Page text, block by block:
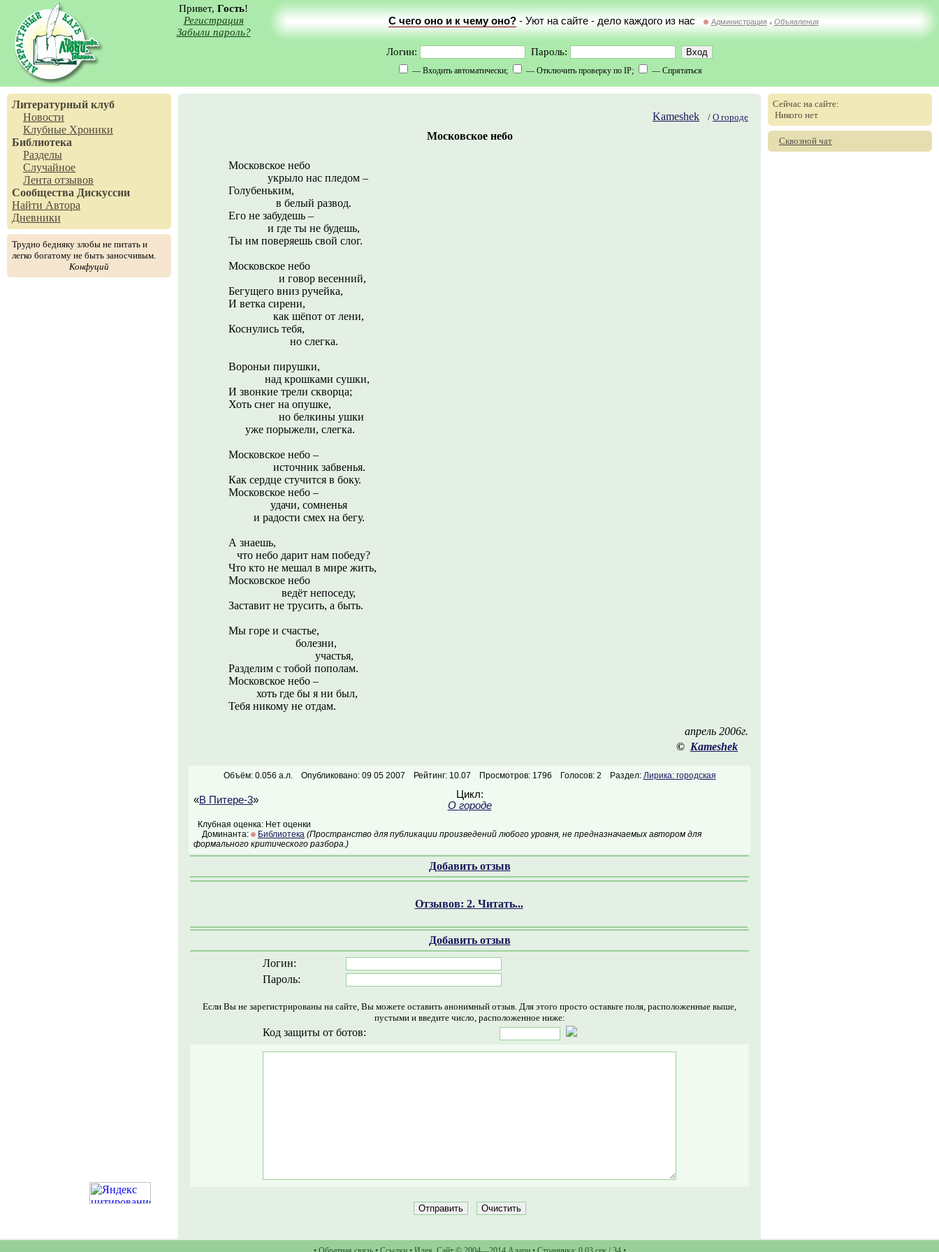
Привет, Гость!
Регистрация
Забыли пароль?
С чего оно и к чему оно?- Уют на сайте - дело каждого из нас Администрация // Объявления
Логин: Пароль:
— Входить автоматически; — Отключить проверку по IP; — Спрятаться
Литературный клуб
Новости
Клубные Хроники
Библиотека
Разделы
Случайное
Лента отзывов
Сообщества Дискуссии
Найти Автора
Дневники
Трудно бедняку злобы не питать и
легко богатому не быть заносчивым.
Конфуций
Kameshek / О городе
Московское небо
Московское небо
укрыло нас пледом –
Голубеньким,
в белый развод.
Его не забудешь –
и где ты не будешь,
Ты им поверяешь свой слог.
Московское небо
и говор весенний,
Бегущего вниз ручейка,
И ветка сирени,
как шёпот от лени,
Коснулись тебя,
но слегка.
Вороньи пирушки,
над крошками сушки,
И звонкие трели скворца;
Хоть снег на опушке,
но белкины ушки
уже порыжели, слегка.
Московское небо –
источник забвенья.
Как сердце стучится в боку.
Московское небо –
удачи, сомненья
и радости смех на бегу.
А знаешь,
что небо дарит нам победу?
Что кто не мешал в мире жить,
Московское небо
ведёт непоседу,
Заставит не трусить, а быть.
Мы горе и счастье,
болезни,
участья,
Разделим с тобой пополам.
Московское небо –
хоть где бы я ни был,
Тебя никому не отдам.
апрель 2006г.
© Kameshek
Объём: 0.056 а.л. Опубликовано: 09 05 2007 Рейтинг: 10.07 Просмотров: 1796 Голосов: 2 Раздел: Лирика: городская
«В Питере-3»
Цикл:
О городе
Клубная оценка: Нет оценки
Доминанта:
Библиотека (Пространство для публикации произведений любого уровня, не предназначаемых автором для
формального критического разбора.)
Добавить отзыв
Отзывов: 2. Читать...
Добавить отзыв
Логин:
Пароль:
Если Вы не зарегистрированы на сайте, Вы можете оставить анонимный отзыв. Для этого просто оставьте поля, расположенные выше,
пустыми и введите число, расположенное ниже:
Код защиты от ботов:
Сейчас на сайте:
Никого нет
Сквозной чат